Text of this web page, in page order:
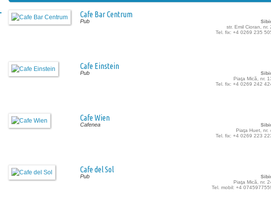
Cafe Bar Centrum
str. Emil Cioran, nr.
Tel. fix: +4 0269 235
Pub
Cafe Einstein
Piaţa Mică, nr.
Tel. fix: +4 0269 242
Pub
Cafe Wien
Piaţa Huet, nr.
Tel. fix: +4 0269 223
Cafenea
Cafe del Sol
Piaţa Mică, nr.
Tel. mobil: +4
Pub